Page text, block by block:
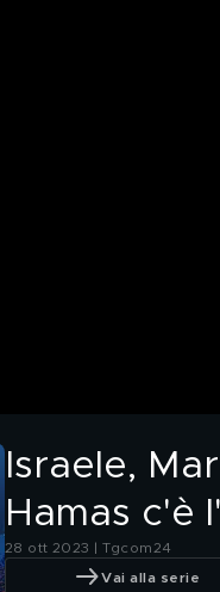
Israele,
Hamas c'è
28 ott 2023 | Tgcom24
Vai alla serie